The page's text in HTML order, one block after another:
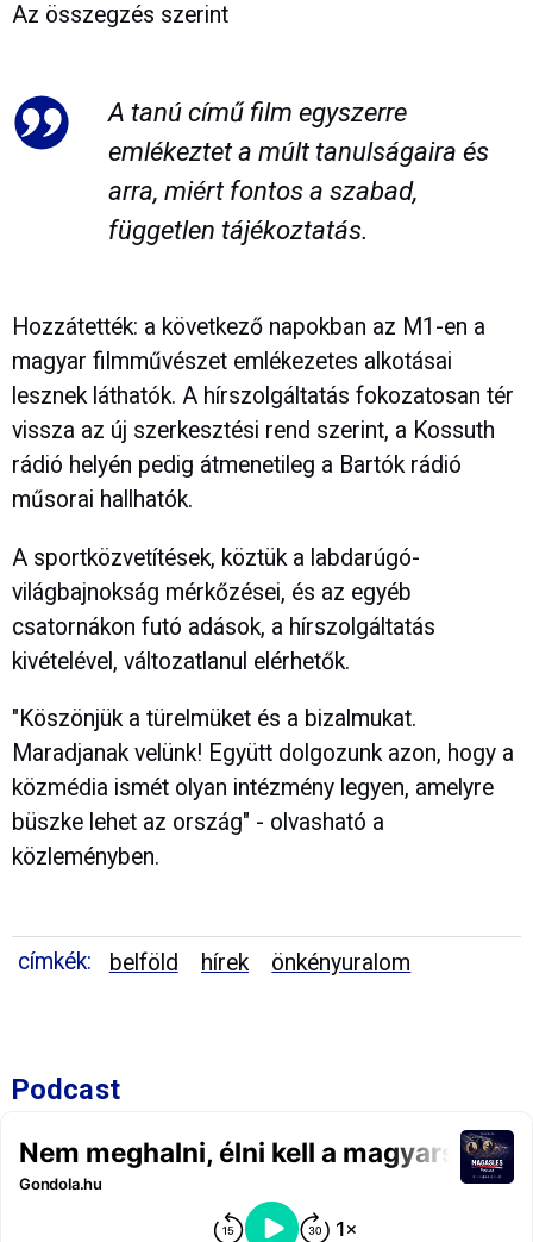
Az összegzés szerint
A tanú című film egyszerre
emlékeztet a múlt tanulságaira és
arra, miért fontos a szabad,
független tájékoztatás.
Hozzátették: a következő napokban az M1-en a
magyar filmművészet emlékezetes alkotásai
lesznek láthatók. A hírszolgáltatás fokozatosan tér
vissza az új szerkesztési rend szerint, a Kossuth
rádió helyén pedig átmenetileg a Bartók rádió
műsorai hallhatók.
A sportközvetítések, köztük a labdarúgó-
világbajnokság mérkőzései, és az egyéb
csatornákon futó adások, a hírszolgáltatás
kivételével, változatlanul elérhetők.
"Köszönjük a türelmüket és a bizalmukat.
Maradjanak velünk! Együtt dolgozunk azon, hogy a
közmédia ismét olyan intézmény legyen, amelyre
büszke lehet az ország" - olvasható a
közleményben.
címkék: belföld hírek önkényuralom
Podcast